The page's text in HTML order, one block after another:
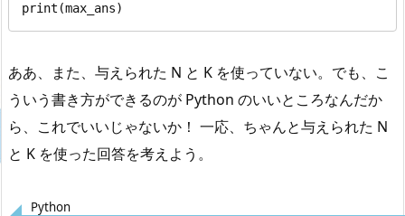
print(max_ans)
ああ、また、与えられた N と K を使っていない。でも、こ
ういう書き方ができるのが Python のいいところなんだか
ら、これでいいじゃないか！ 一応、ちゃんと与えられた N
と K を使った回答を考えよう。
Python